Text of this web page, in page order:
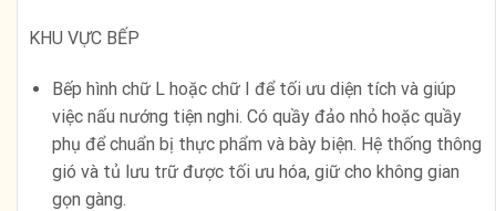
KHU VỰC BẾP
Bếp hình chữ L hoặc chữ I để tối ưu diện tích và giúp
việc nấu nướng tiện nghi. Có quầy đảo nhỏ hoặc quầy
phụ để chuẩn bị thực phẩm và bày biện. Hệ thống thông
gió và tủ lưu trữ được tối ưu hóa, giữ cho không gian
gọn gàng.